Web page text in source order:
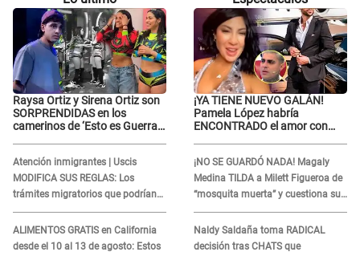
Raysa Ortiz y Sirena Ortiz son
SORPRENDIDAS en los
camerinos de ‘Esto es Guerra’
Gabriel Moisés: “Gracias”
Atención inmigrantes | Uscis
MODIFICA SUS REGLAS: Los
trámites migratorios que podrían
necesitar tu prueba de ADN
ALIMENTOS GRATIS en California
desde el 10 al 13 de agosto: Estos
¡YA TIENE NUEVO GALÁN!
Pamela López habría
ENCONTRADO el amor con
la ECHA en VIVO
¡NO SE GUARDÓ NADA! Magaly
Medina TILDA a Milett Figueroa de
“mosquita muerta” y cuestiona su
RECONCILIACIÓN con Marcelo
Tinelli en TV argentina
Naldy Saldaña toma RADICAL
decisión tras CHATS que